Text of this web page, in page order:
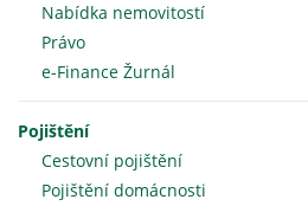
Nabídka nemovitostí
Právo
e-Finance Žurnál
Pojištění
Cestovní pojištění
Pojištění domácnosti